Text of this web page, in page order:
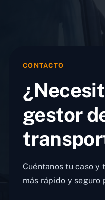
CONTACTO
gestor
Cuéntanos tu caso y
más rápido y seguro